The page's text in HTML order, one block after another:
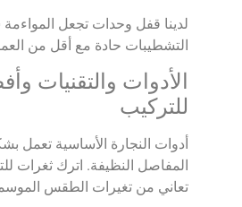
لدينا قفل وحدات تجعل
التشطيبات حادة مع أقل من
الأدوات والتقنيات
للتركيب
أدوات النجارة الأساسية تعمل
المفاصل النظيفة. اترك ثغرات
تعاني من تغيرات الطقس